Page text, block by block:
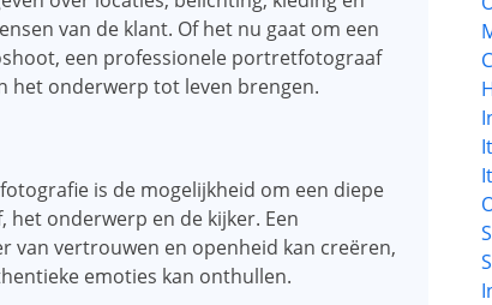
van de klant. Of het nu gaat om een
een professionele portretfotograaf
het onderwerp tot leven brengen.
is de mogelijkheid om een ​​diepe
onderwerp en de kijker. Een
van vertrouwen en openheid kan creëren,
emoties kan onthullen.